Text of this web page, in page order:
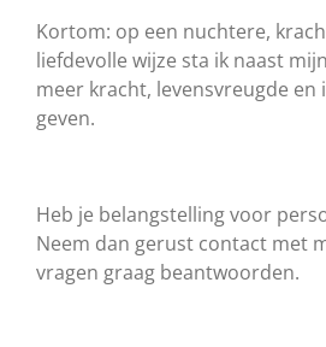
Kortom: op een nuchtere,
liefdevolle wijze sta ik naast
meer kracht, levensvreugde en
geven.
Heb je belangstelling voor
Neem dan gerust contact met
vragen graag beantwoorden.